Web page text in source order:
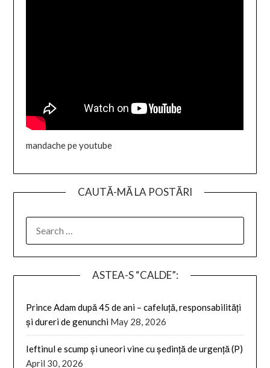
mandache pe youtube
CAUTĂ-MĂ LA POSTĂRI
ASTEA-S “CALDE”:
Prince Adam după 45 de ani – cafeluță, responsabilități
și dureri de genunchi May 28, 2026
Ieftinul e scump și uneori vine cu ședință de urgență (P)
April 30, 2026